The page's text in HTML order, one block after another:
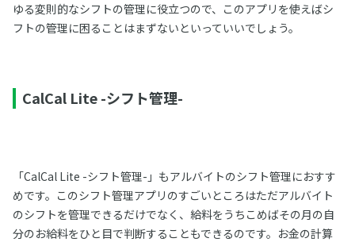
ゆる変則的なシフトの管理に役立つので、このアプリを使えばシ
フトの管理に困ることはまずないといっていいでしょう。
CalCal Lite -シフト管理-
「CalCal Lite -シフト管理-」もアルバイトのシフト管理におすす
めです。このシフト管理アプリのすごいところはただアルバイト
のシフトを管理できるだけでなく、給料をうちこめばその月の自
分のお給料をひと目で判断することもできるのです。お金の計算